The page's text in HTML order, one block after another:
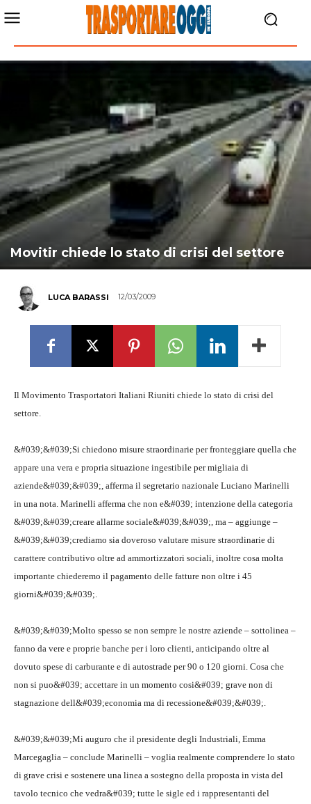
Movitir chiede lo stato di crisi del settore
LUCA BARASSI 12/03/2009
Il Movimento Trasportatori Italiani Riuniti chiede lo stato di crisi del
settore.
&#039;&#039;Si chiedono misure straordinarie per fronteggiare quella che
appare una vera e propria situazione ingestibile per migliaia di
aziende&#039;&#039;, afferma il segretario nazionale Luciano Marinelli
in una nota. Marinelli afferma che non e&#039; intenzione della categoria
&#039;&#039;creare allarme sociale&#039;&#039;, ma – aggiunge –
&#039;&#039;crediamo sia doveroso valutare misure straordinarie di
carattere contributivo oltre ad ammortizzatori sociali, inoltre cosa molta
importante chiederemo il pagamento delle fatture non oltre i 45
giorni&#039;&#039;.
&#039;&#039;Molto spesso se non sempre le nostre aziende – sottolinea –
fanno da vere e proprie banche per i loro clienti, anticipando oltre al
dovuto spese di carburante e di autostrade per 90 o 120 giorni. Cosa che
non si puo&#039; accettare in un momento cosi&#039; grave non di
stagnazione dell&#039;economia ma di recessione&#039;&#039;.
&#039;&#039;Mi auguro che il presidente degli Industriali, Emma
Marcegaglia – conclude Marinelli – voglia realmente comprendere lo stato
di grave crisi e sostenere una linea a sostegno della proposta in vista del
tavolo tecnico che vedra&#039; tutte le sigle ed i rappresentanti del